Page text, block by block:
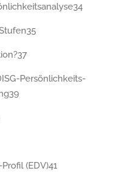
Persönlichkeits-
(EDV)41